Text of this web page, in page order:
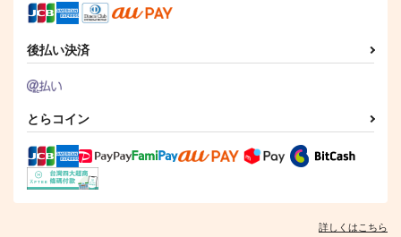
後払い決済
とらコイン
詳しくはこちら